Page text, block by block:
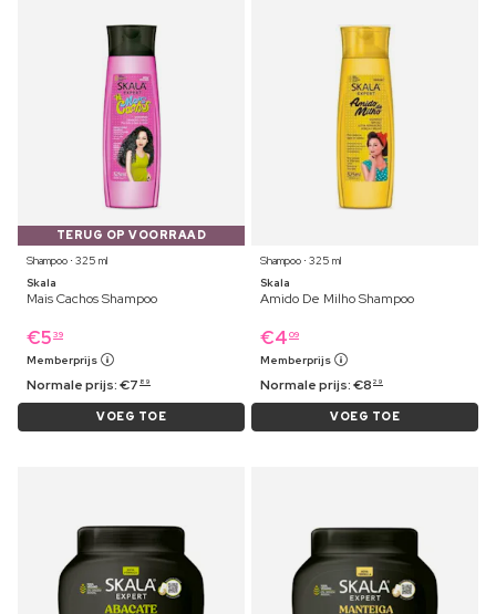
TERUG OP VOORRAAD
Shampoo ⋅ 325 ml
Skala
Mais Cachos Shampoo
€5 39
Memberprijs
Normale prijs:€7 89
VOEG TOE
Shampoo ⋅ 325 ml
Skala
Amido De Milho Shampoo
€4 09
Memberprijs
Normale prijs:€8 29
VOEG TOE